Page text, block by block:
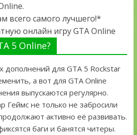
всего самого лучшего!*
онлайн игру GTA Online
5 Online?
дополнений для GTA 5 Rockstar
а вот для GTA Online
выпускаются регулярно.
Геймс не только не забросили
активно её развивать.
баги и банятся читеры.